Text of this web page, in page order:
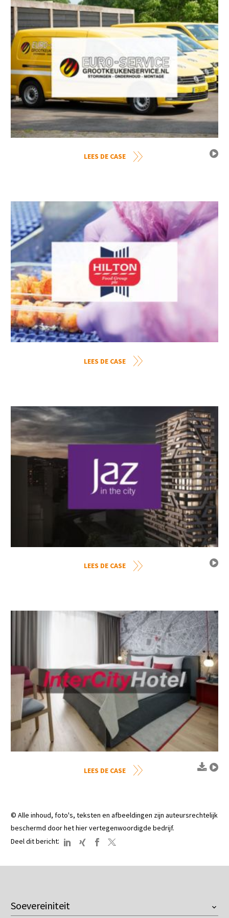
LEES DE CASE
LEES DE CASE
LEES DE CASE
LEES DE CASE
© Alle inhoud, foto's, teksten en afbeeldingen zijn auteursrechtelijk
beschermd door het hier vertegenwoordigde bedrijf.
Deel dit bericht:
Soevereiniteit